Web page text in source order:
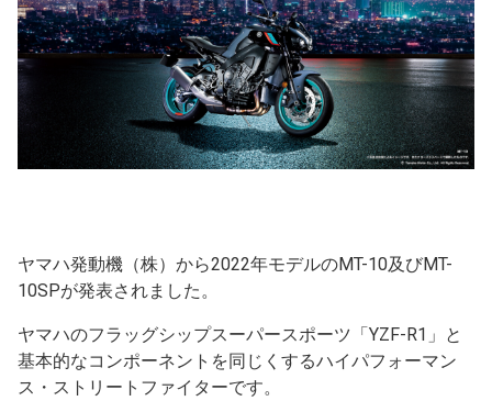
ヤマハ発動機（株）から2022年モデルのMT-10及びMT-
10SPが発表されました。
ヤマハのフラッグシップスーパースポーツ「YZF-R1」と
基本的なコンポーネントを同じくするハイパフォーマン
ス・ストリートファイターです。